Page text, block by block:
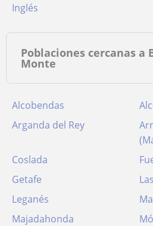
Inglés
Poblaciones cercanas a
Monte
Alcobendas
Arganda del Rey
Coslada
Getafe
Leganés
Majadahonda